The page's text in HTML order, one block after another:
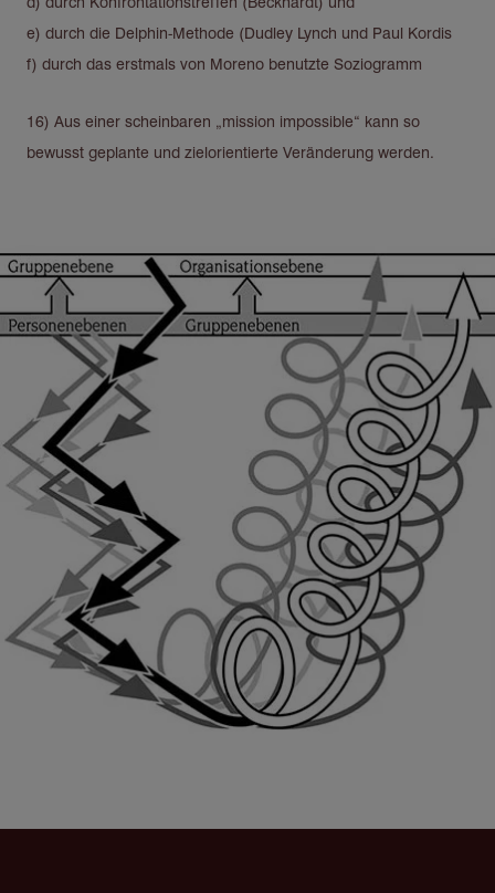
e) durch die Delphin-Methode (Dudley Lynch und Paul Kordis
f) durch das erstmals von Moreno benutzte Soziogramm
16) Aus einer scheinbaren „mission impossible“ kann so
bewusst geplante und zielorientierte Veränderung werden.